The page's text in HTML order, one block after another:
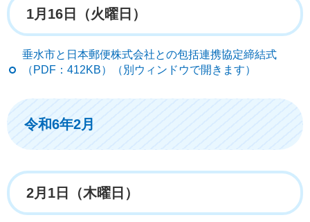
1月16日（火曜日）
垂水市と日本郵便株式会社との包括連携協定締結式
（PDF：412KB）（別ウィンドウで開きます）
令和6年2月
2月1日（木曜日）